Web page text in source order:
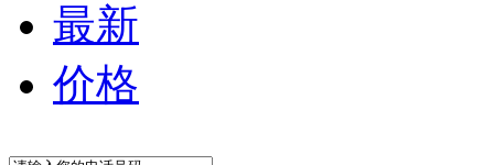
最新
价格